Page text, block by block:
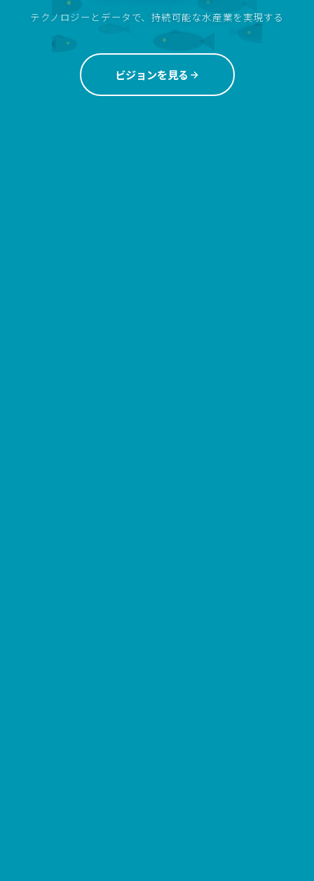
テクノロジーとデータで、持続可能な水産業を実現する
ビジョンを見る